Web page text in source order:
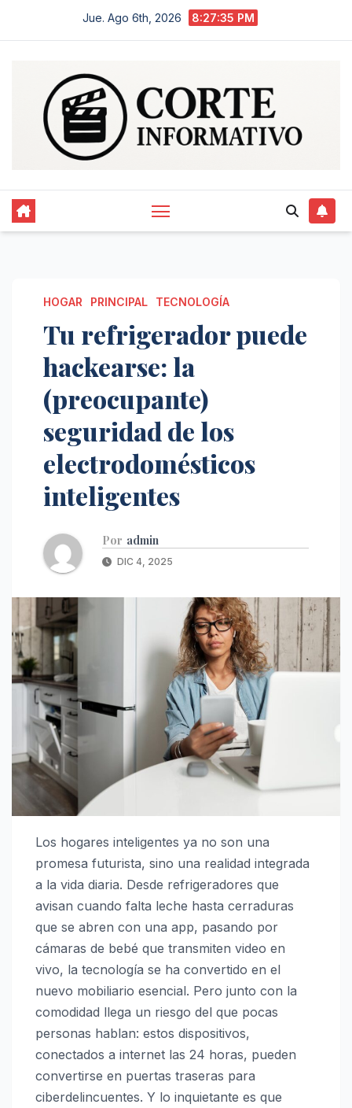
Jue. Ago 6th, 2026 8:27:36 PM
HOGAR PRINCIPAL TECNOLOGÍA
Tu refrigerador puede
hackearse: la
(preocupante)
seguridad de los
electrodomésticos
inteligentes
Por admin
DIC 4, 2025
Los hogares inteligentes ya no son una
promesa futurista, sino una realidad integrada
a la vida diaria. Desde refrigeradores que
avisan cuando falta leche hasta cerraduras
que se abren con una app, pasando por
cámaras de bebé que transmiten video en
vivo, la tecnología se ha convertido en el
nuevo mobiliario esencial. Pero junto con la
comodidad llega un riesgo del que pocas
personas hablan: estos dispositivos,
conectados a internet las 24 horas, pueden
convertirse en puertas traseras para
ciberdelincuentes. Y lo inquietante es que